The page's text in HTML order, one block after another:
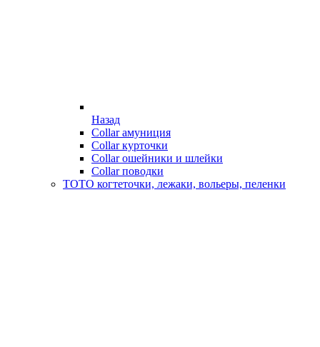
Назад
Collar амуниция
Collar курточки
Collar ошейники и шлейки
Collar поводки
ТОТО когтеточки, лежаки, вольеры, пеленки